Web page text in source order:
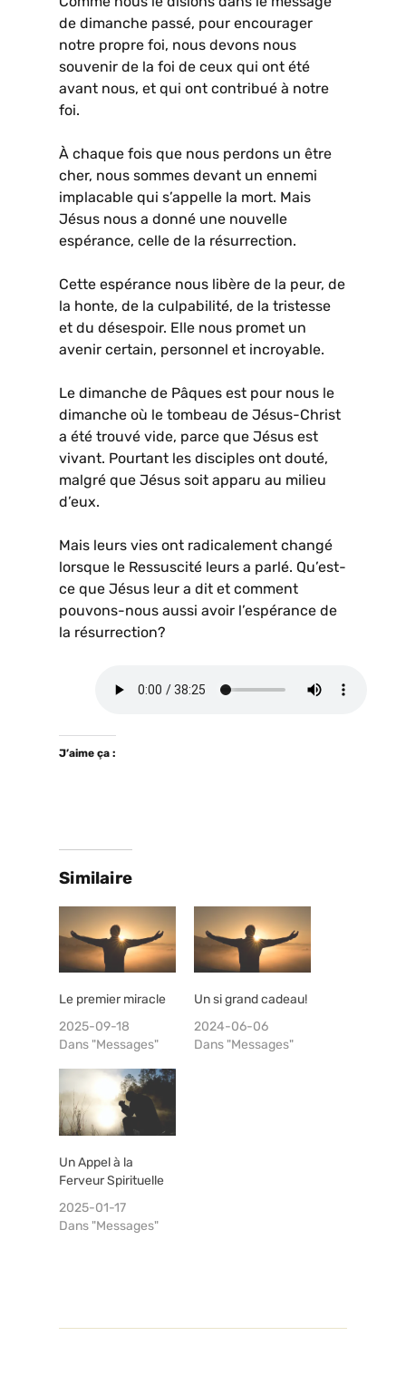
de dimanche passé, pour encourager
notre propre foi, nous devons nous
souvenir de la foi de ceux qui ont été
avant nous, et qui ont contribué à notre
foi.
À chaque fois que nous perdons un être
cher, nous sommes devant un ennemi
implacable qui s’appelle la mort. Mais
Jésus nous a donné une nouvelle
espérance, celle de la résurrection.
Cette espérance nous libère de la peur, de
la honte, de la culpabilité, de la tristesse
et du désespoir. Elle nous promet un
avenir certain, personnel et incroyable.
Le dimanche de Pâques est pour nous le
dimanche où le tombeau de Jésus-Christ
a été trouvé vide, parce que Jésus est
vivant. Pourtant les disciples ont douté,
malgré que Jésus soit apparu au milieu
d’eux.
Mais leurs vies ont radicalement changé
lorsque le Ressuscité leurs a parlé. Qu’est-
ce que Jésus leur a dit et comment
pouvons-nous aussi avoir l’espérance de
la résurrection?
J’aime ça :
Similaire
Le premier miracle
2025-09-18
Dans "Messages"
Un si grand cadeau!
2024-06-06
Dans "Messages"
Un Appel à la
Ferveur Spirituelle
2025-01-17
Dans "Messages"